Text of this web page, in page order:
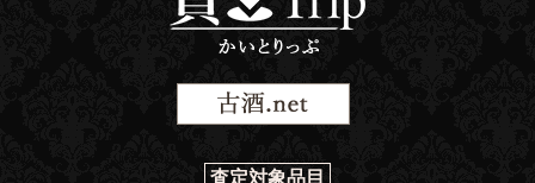
査定対象品目